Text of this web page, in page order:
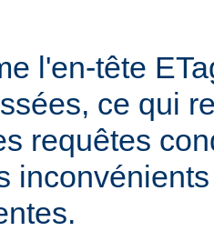
l'en-tête
ce qui
requêtes